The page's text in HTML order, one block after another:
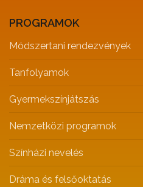
PROGRAMOK
Módszertani rendezvények
Tanfolyamok
Gyermekszínjátszás
Nemzetközi programok
Színházi nevelés
Dráma és felsőoktatás